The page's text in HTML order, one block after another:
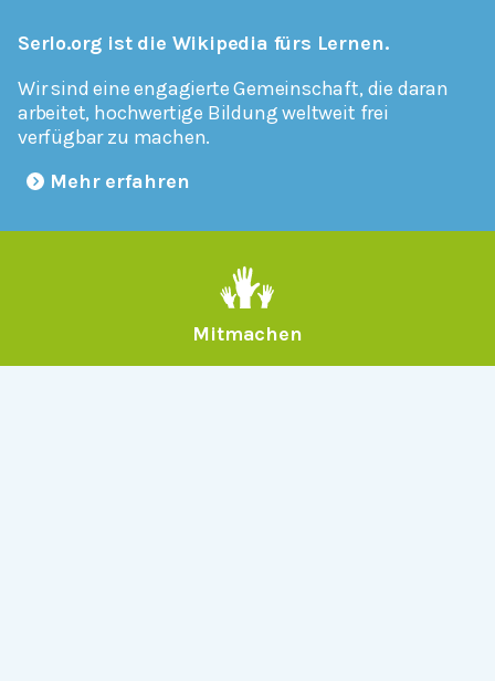
Serlo.org ist die Wikipedia fürs Lernen.
Wir sind eine engagierte Gemeinschaft, die daran
arbeitet, hochwertige Bildung weltweit frei
verfügbar zu machen.
Mehr erfahren
Mitmachen